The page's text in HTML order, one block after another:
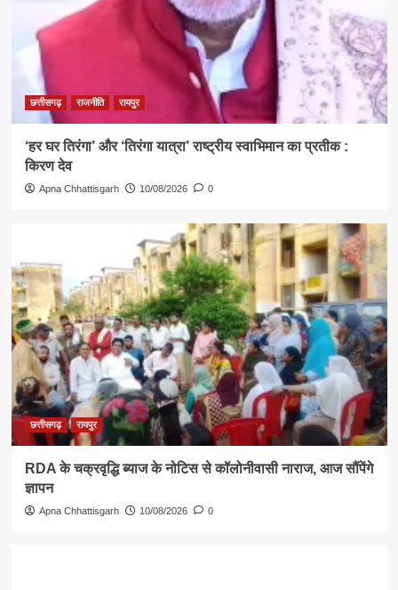
छत्तीसगढ़ राजनीति रायपुर
‘हर घर तिरंगा’ और ‘तिरंगा यात्रा’ राष्ट्रीय स्वाभिमान का प्रतीक :
किरण देव
Apna Chhattisgarh 10/08/2026 0
छत्तीसगढ़ रायपुर
RDA के चक्रवृद्धि ब्याज के नोटिस से कॉलोनीवासी नाराज, आज सौंपेंगे
ज्ञापन
Apna Chhattisgarh 10/08/2026 0